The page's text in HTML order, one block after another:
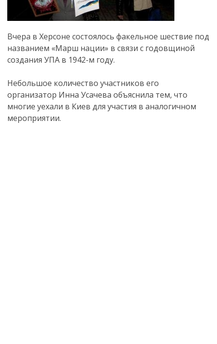
Вчера в Херсоне состоялось факельное шествие под
названием «Марш нации» в связи с годовщиной
создания УПА в 1942-м году.
Небольшое количество участников его
организатор Инна Усачева объяснила тем, что
многие уехали в Киев для участия в аналогичном
мероприятии.